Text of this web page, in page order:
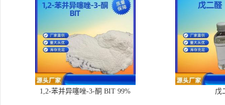
1,2-苯并异噻唑-3-酮 BIT 99% 戊